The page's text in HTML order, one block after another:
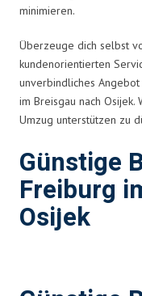
minimieren.
Überzeuge dich selbst
kundenorientierten
unverbindliches
im Breisgau nach
Umzug unterstützen zu
Günstige
Freiburg
Osijek